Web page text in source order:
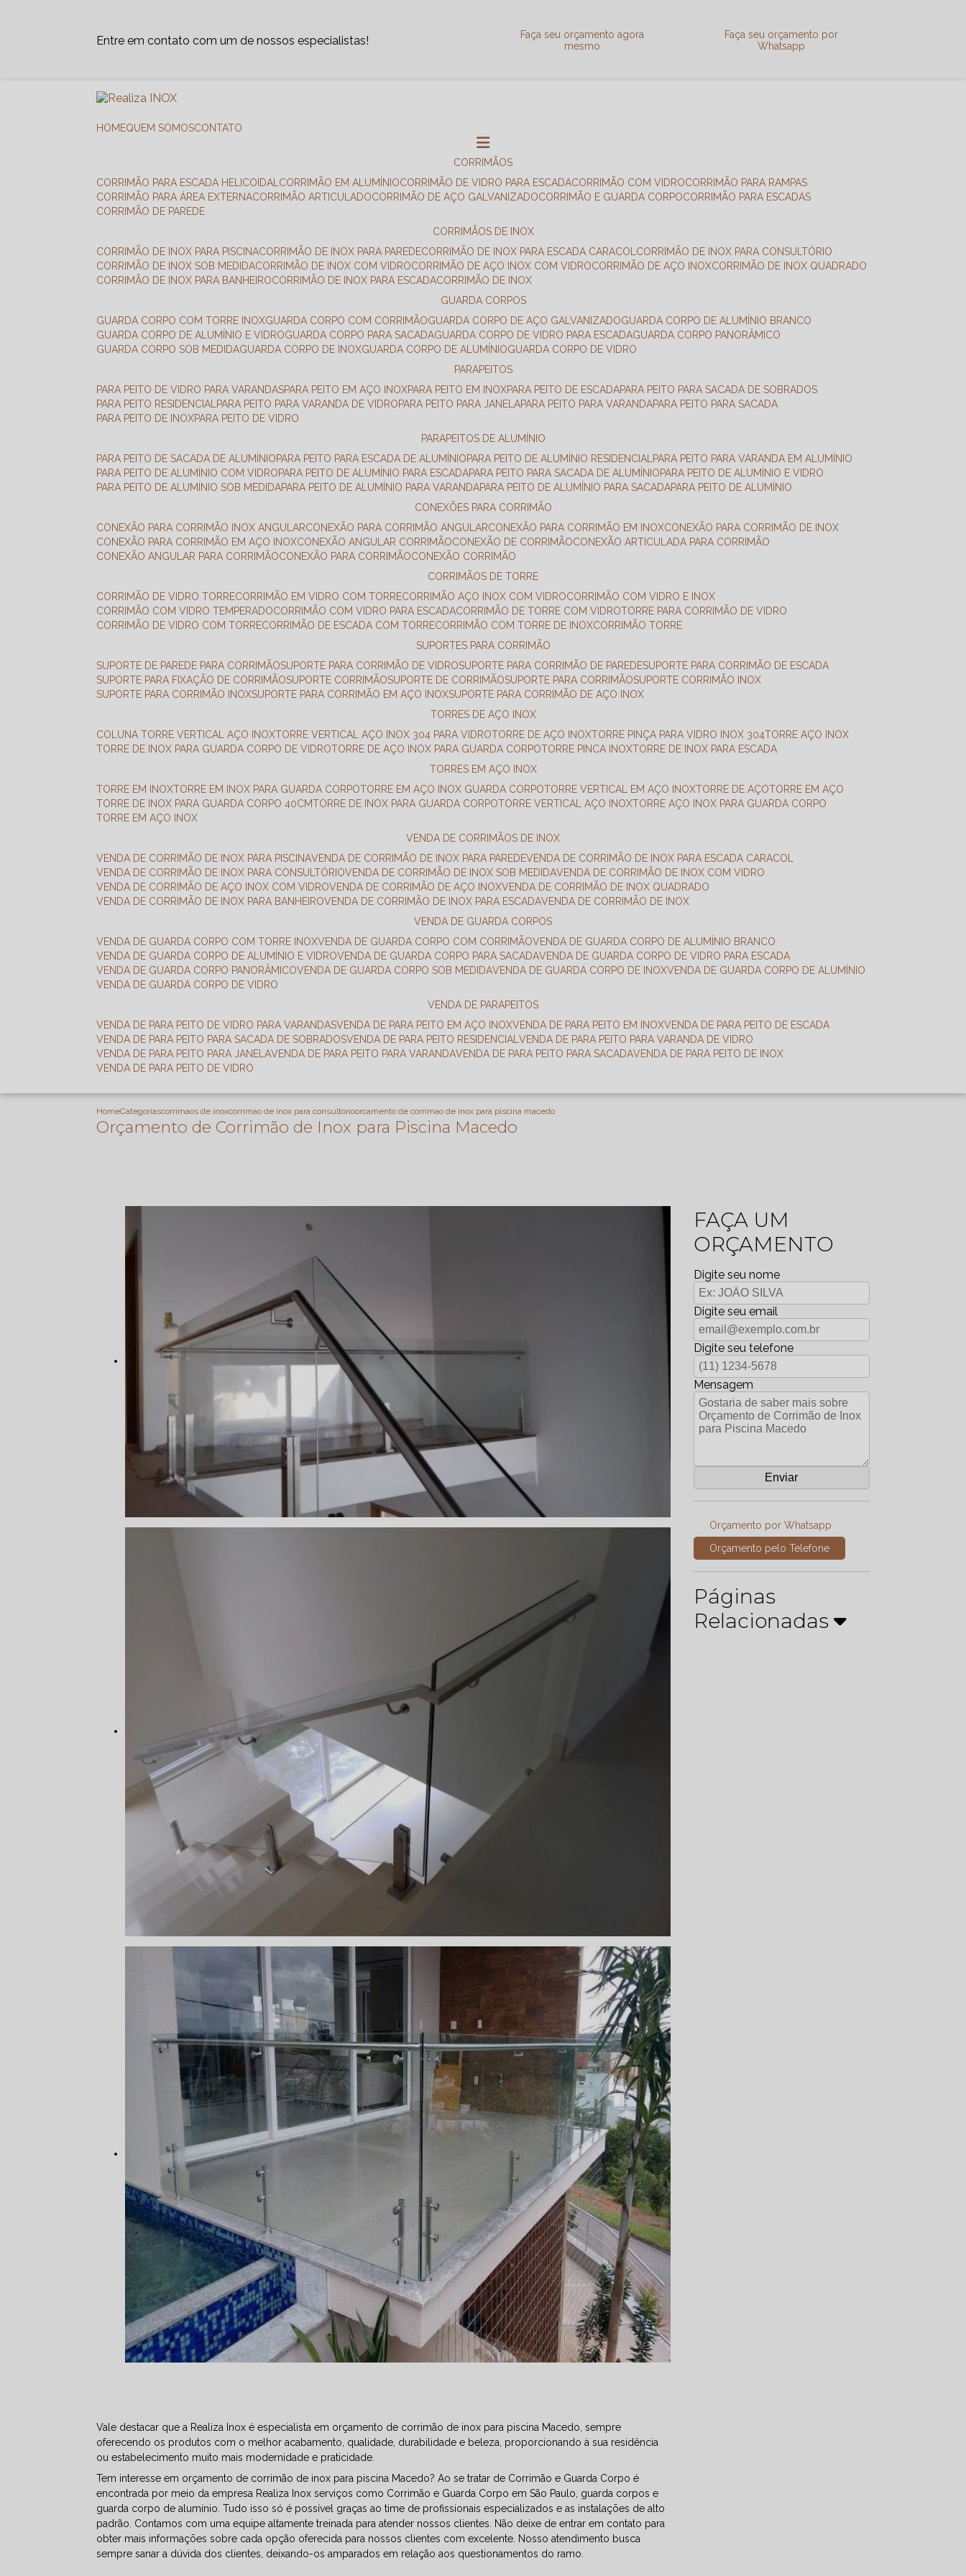
Entre em contato com um de nossos especialistas!
Faça seu orçamento agora
mesmo
Faça seu orçamento por
Whatsapp
HOME QUEM SOMOS CONTATO
CORRIMÃOS
CORRIMÃO PARA ESCADA HELICOIDAL
CORRIMÃO EM ALUMÍNIO CORRIMÃO DE VIDRO PARA ESCADA CORRIMÃO COM VIDRO
CORRIMÃO PARA RAMPAS
CORRIMÃO PARA ÁREA EXTERNA
CORRIMÃO ARTICULADO CORRIMÃO DE AÇO GALVANIZADO CORRIMÃO E GUARDA CORPO
CORRIMÃO PARA ESCADAS
CORRIMÃO DE PAREDE
CORRIMÃOS DE INOX
CORRIMÃO DE INOX PARA PISCINA
CORRIMÃO DE INOX PARA PAREDE CORRIMÃO DE INOX PARA ESCADA CARACOL
CORRIMÃO DE INOX PARA CONSULTÓRIO
CORRIMÃO DE INOX SOB MEDIDA
CORRIMÃO DE INOX COM VIDRO CORRIMÃO DE AÇO INOX COM VIDRO CORRIMÃO DE AÇO INOX
CORRIMÃO DE INOX QUADRADO
CORRIMÃO DE INOX PARA BANHEIRO
CORRIMÃO DE INOX PARA ESCADA
CORRIMÃO DE INOX
GUARDA CORPOS
GUARDA CORPO COM TORRE INOX
GUARDA CORPO COM CORRIMÃO GUARDA CORPO DE AÇO GALVANIZADO
GUARDA CORPO DE ALUMÍNIO BRANCO
GUARDA CORPO DE ALUMÍNIO E VIDRO
GUARDA CORPO PARA SACADA GUARDA CORPO DE VIDRO PARA ESCADA
GUARDA CORPO PANORÂMICO
GUARDA CORPO SOB MEDIDA
GUARDA CORPO DE INOX GUARDA CORPO DE ALUMÍNIO
GUARDA CORPO DE VIDRO
PARAPEITOS
PARA PEITO DE VIDRO PARA VARANDAS PARA PEITO EM AÇO INOX PARA PEITO EM INOX PARA PEITO DE ESCADA PARA PEITO PARA SACADA DE SOBRADOS
PARA PEITO RESIDENCIAL
PARA PEITO PARA VARANDA DE VIDRO PARA PEITO PARA JANELA PARA PEITO PARA VARANDA PARA PEITO PARA SACADA
PARA PEITO DE INOX PARA PEITO DE VIDRO
PARAPEITOS DE ALUMÍNIO
PARA PEITO DE SACADA DE ALUMÍNIO PARA PEITO PARA ESCADA DE ALUMÍNIO PARA PEITO DE ALUMÍNIO RESIDENCIAL
PARA PEITO PARA VARANDA EM ALUMÍNIO
PARA PEITO DE ALUMÍNIO COM VIDRO PARA PEITO DE ALUMÍNIO PARA ESCADA PARA PEITO PARA SACADA DE ALUMÍNIO PARA PEITO DE ALUMÍNIO E VIDRO
PARA PEITO DE ALUMÍNIO SOB MEDIDA PARA PEITO DE ALUMÍNIO PARA VARANDA PARA PEITO DE ALUMÍNIO PARA SACADA PARA PEITO DE ALUMÍNIO
CONEXÕES PARA CORRIMÃO
CONEXÃO PARA CORRIMÃO INOX ANGULAR
CONEXÃO PARA CORRIMÃO ANGULAR CONEXÃO PARA CORRIMÃO EM INOX
CONEXÃO PARA CORRIMÃO DE INOX
CONEXÃO PARA CORRIMÃO EM AÇO INOX
CONEXÃO ANGULAR CORRIMÃO CONEXÃO DE CORRIMÃO
CONEXÃO ARTICULADA PARA CORRIMÃO
CONEXÃO ANGULAR PARA CORRIMÃO
CONEXÃO PARA CORRIMÃO
CONEXÃO CORRIMÃO
CORRIMÃOS DE TORRE
CORRIMÃO DE VIDRO TORRE
CORRIMÃO EM VIDRO COM TORRE CORRIMÃO AÇO INOX COM VIDRO
CORRIMÃO COM VIDRO E INOX
CORRIMÃO COM VIDRO TEMPERADO
CORRIMÃO COM VIDRO PARA ESCADA CORRIMÃO DE TORRE COM VIDRO TORRE PARA CORRIMÃO DE VIDRO
CORRIMÃO DE VIDRO COM TORRE
CORRIMÃO DE ESCADA COM TORRE CORRIMÃO COM TORRE DE INOX
CORRIMÃO TORRE
SUPORTES PARA CORRIMÃO
SUPORTE DE PAREDE PARA CORRIMÃO
SUPORTE PARA CORRIMÃO DE VIDRO SUPORTE PARA CORRIMÃO DE PAREDE SUPORTE PARA CORRIMÃO DE ESCADA
SUPORTE PARA FIXAÇÃO DE CORRIMÃO
SUPORTE CORRIMÃO SUPORTE DE CORRIMÃO SUPORTE PARA CORRIMÃO
SUPORTE CORRIMÃO INOX
SUPORTE PARA CORRIMÃO INOX SUPORTE PARA CORRIMÃO EM AÇO INOX SUPORTE PARA CORRIMÃO DE AÇO INOX
TORRES DE AÇO INOX
COLUNA TORRE VERTICAL AÇO INOX TORRE VERTICAL AÇO INOX 304 PARA VIDRO TORRE DE AÇO INOX TORRE PINÇA PARA VIDRO INOX 304 TORRE AÇO INOX
TORRE DE INOX PARA GUARDA CORPO DE VIDRO TORRE DE AÇO INOX PARA GUARDA CORPO TORRE PINCA INOX TORRE DE INOX PARA ESCADA
TORRES EM AÇO INOX
TORRE EM INOX TORRE EM INOX PARA GUARDA CORPO TORRE EM AÇO INOX GUARDA CORPO TORRE VERTICAL EM AÇO INOX TORRE DE AÇO TORRE EM AÇO
TORRE DE INOX PARA GUARDA CORPO 40CM TORRE DE INOX PARA GUARDA CORPO TORRE VERTICAL AÇO INOX TORRE AÇO INOX PARA GUARDA CORPO
TORRE EM AÇO INOX
VENDA DE CORRIMÃOS DE INOX
VENDA DE CORRIMÃO DE INOX PARA PISCINA
VENDA DE CORRIMÃO DE INOX PARA PAREDE
VENDA DE CORRIMÃO DE INOX PARA ESCADA CARACOL
VENDA DE CORRIMÃO DE INOX PARA CONSULTÓRIO
VENDA DE CORRIMÃO DE INOX SOB MEDIDA
VENDA DE CORRIMÃO DE INOX COM VIDRO
VENDA DE CORRIMÃO DE AÇO INOX COM VIDRO
VENDA DE CORRIMÃO DE AÇO INOX
VENDA DE CORRIMÃO DE INOX QUADRADO
VENDA DE CORRIMÃO DE INOX PARA BANHEIRO
VENDA DE CORRIMÃO DE INOX PARA ESCADA
VENDA DE CORRIMÃO DE INOX
VENDA DE GUARDA CORPOS
VENDA DE GUARDA CORPO COM TORRE INOX
VENDA DE GUARDA CORPO COM CORRIMÃO
VENDA DE GUARDA CORPO DE ALUMÍNIO BRANCO
VENDA DE GUARDA CORPO DE ALUMÍNIO E VIDRO
VENDA DE GUARDA CORPO PARA SACADA
VENDA DE GUARDA CORPO DE VIDRO PARA ESCADA
VENDA DE GUARDA CORPO PANORÂMICO
VENDA DE GUARDA CORPO SOB MEDIDA VENDA DE GUARDA CORPO DE INOX
VENDA DE GUARDA CORPO DE ALUMÍNIO
VENDA DE GUARDA CORPO DE VIDRO
VENDA DE PARAPEITOS
VENDA DE PARA PEITO DE VIDRO PARA VARANDAS
VENDA DE PARA PEITO EM AÇO INOX VENDA DE PARA PEITO EM INOX
VENDA DE PARA PEITO DE ESCADA
VENDA DE PARA PEITO PARA SACADA DE SOBRADOS
VENDA DE PARA PEITO RESIDENCIAL
VENDA DE PARA PEITO PARA VARANDA DE VIDRO
VENDA DE PARA PEITO PARA JANELA
VENDA DE PARA PEITO PARA VARANDA VENDA DE PARA PEITO PARA SACADA
VENDA DE PARA PEITO DE INOX
VENDA DE PARA PEITO DE VIDRO
HomeCategoriascorrimaos de inoxcorrimao de inox para consultorioorcamento de corrimao de inox para piscina macedo
Orçamento de Corrimão de Inox para Piscina Macedo
Vale destacar que a Realiza Inox é especialista em orçamento de corrimão de inox para piscina Macedo, sempre
oferecendo os produtos com o melhor acabamento, qualidade, durabilidade e beleza, proporcionando à sua residência
ou estabelecimento muito mais modernidade e praticidade.
Tem interesse em orçamento de corrimão de inox para piscina Macedo? Ao se tratar de Corrimão e Guarda Corpo é
encontrada por meio da empresa Realiza Inox serviços como Corrimão e Guarda Corpo em São Paulo, guarda corpos e
guarda corpo de alumínio. Tudo isso só é possível graças ao time de profissionais especializados e as instalações de alto
padrão. Contamos com uma equipe altamente treinada para atender nossos clientes. Não deixe de entrar em contato para
obter mais informações sobre cada opção oferecida para nossos clientes com excelente. Nosso atendimento busca
sempre sanar a dúvida dos clientes, deixando-os amparados em relação aos questionamentos do ramo.
FAÇA UM
ORÇAMENTO
Digite seu nome
Digite seu email
Digite seu telefone
Mensagem
Orçamento por Whatsapp
Orçamento pelo Telefone
Páginas
Relacionadas